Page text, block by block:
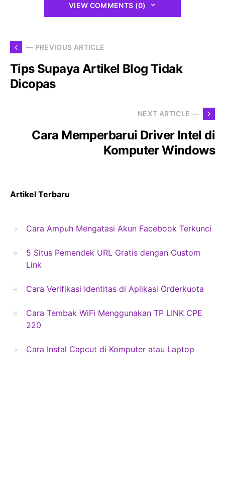
VIEW COMMENTS (0)
— PREVIOUS ARTICLE
Tips Supaya Artikel Blog Tidak
Dicopas
NEXT ARTICLE —
Cara Memperbarui Driver Intel di
Komputer Windows
Artikel Terbaru
Cara Ampuh Mengatasi Akun Facebook Terkunci
5 Situs Pemendek URL Gratis dengan Custom
Link
Cara Verifikasi Identitas di Aplikasi Orderkuota
Cara Tembak WiFi Menggunakan TP LINK CPE
220
Cara Instal Capcut di Komputer atau Laptop